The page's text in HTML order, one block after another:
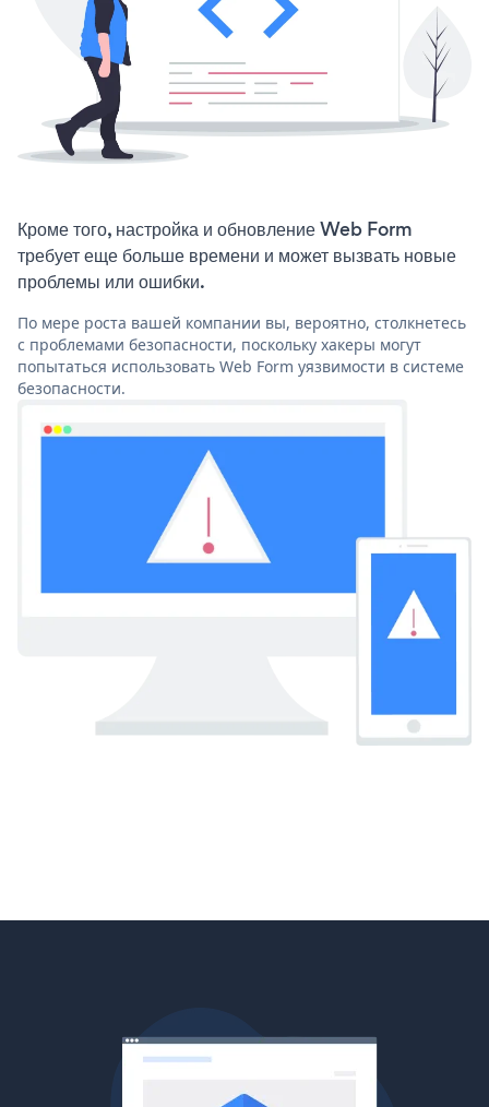
Кроме того, настройка и обновление Web Form
требует еще больше времени и может вызвать новые
проблемы или ошибки.
По мере роста вашей компании вы, вероятно, столкнетесь
с проблемами безопасности, поскольку хакеры могут
попытаться использовать Web Form уязвимости в системе
безопасности.